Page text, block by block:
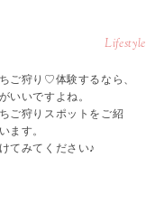
Lifestyle
ご狩り♡体験するなら、
いいですよね。
ご狩りスポットをご紹
ます。
てみてください♪